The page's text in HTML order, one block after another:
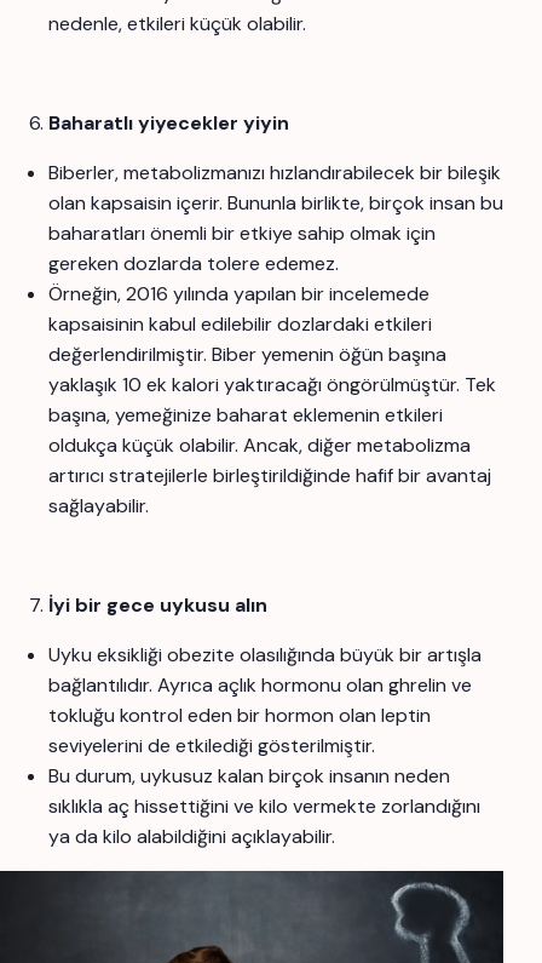
nedenle, etkileri küçük olabilir.
Baharatlı yiyecekler yiyin
Biberler, metabolizmanızı hızlandırabilecek bir bileşik
olan kapsaisin içerir. Bununla birlikte, birçok insan bu
baharatları önemli bir etkiye sahip olmak için
gereken dozlarda tolere edemez.
Örneğin, 2016 yılında yapılan bir incelemede
kapsaisinin kabul edilebilir dozlardaki etkileri
değerlendirilmiştir. Biber yemenin öğün başına
yaklaşık 10 ek kalori yaktıracağı öngörülmüştür. Tek
başına, yemeğinize baharat eklemenin etkileri
oldukça küçük olabilir. Ancak, diğer metabolizma
artırıcı stratejilerle birleştirildiğinde hafif bir avantaj
sağlayabilir.
İyi bir gece uykusu alın
Uyku eksikliği obezite olasılığında büyük bir artışla
bağlantılıdır. Ayrıca açlık hormonu olan ghrelin ve
tokluğu kontrol eden bir hormon olan leptin
seviyelerini de etkilediği gösterilmiştir.
Bu durum, uykusuz kalan birçok insanın neden
sıklıkla aç hissettiğini ve kilo vermekte zorlandığını
ya da kilo alabildiğini açıklayabilir.